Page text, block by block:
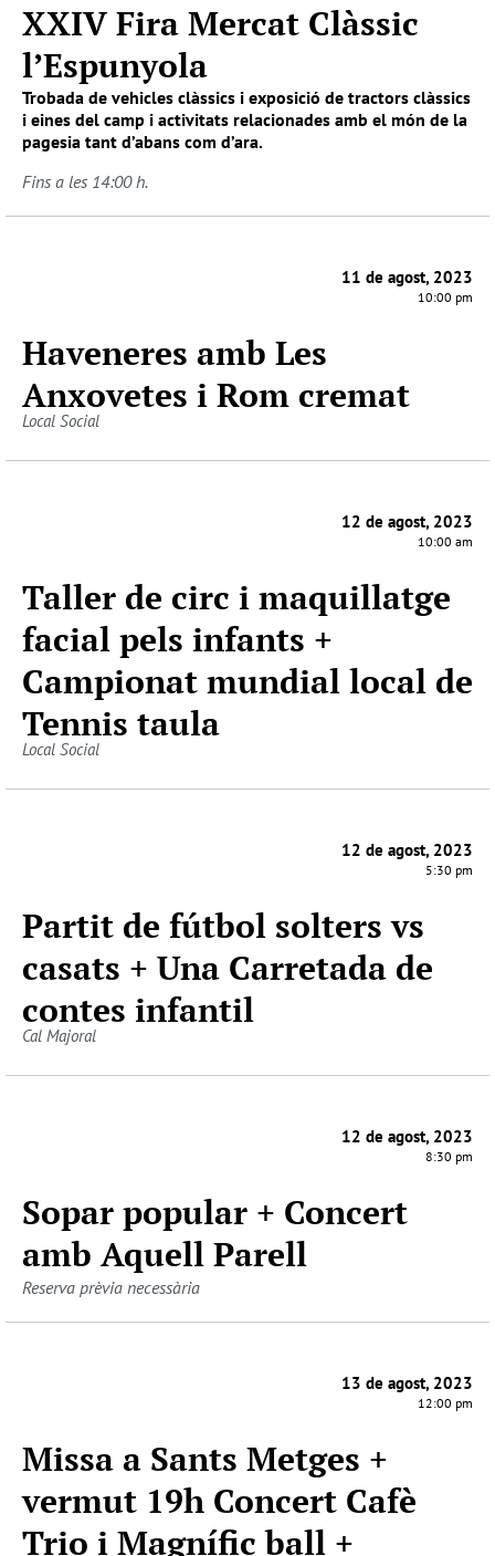
XXIV Fira Mercat Clàssic
l’Espunyola
Trobada de vehicles clàssics i exposició de tractors clàssics
i eines del camp i activitats relacionades amb el món de la
pagesia tant d’abans com d’ara.
Fins a les 14:00 h.
11 de agost, 2023
10:00 pm
Haveneres amb Les
Anxovetes i Rom cremat
Local Social
12 de agost, 2023
10:00 am
Taller de circ i maquillatge
facial pels infants +
Campionat mundial local de
Tennis taula
Local Social
12 de agost, 2023
5:30 pm
Partit de fútbol solters vs
casats + Una Carretada de
contes infantil
Cal Majoral
12 de agost, 2023
8:30 pm
Sopar popular + Concert
amb Aquell Parell
Reserva prèvia necessària
13 de agost, 2023
12:00 pm
Missa a Sants Metges +
vermut 19h Concert Cafè
Trio i Magnífic ball +